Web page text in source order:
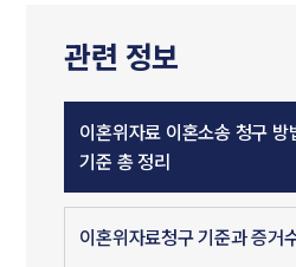
관련 정보
이혼위자료 이혼소송 청구 방
기준 총 정리
이혼위자료청구 기준과 증거